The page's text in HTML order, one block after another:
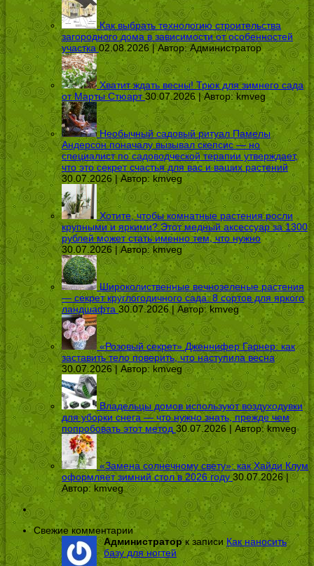
Как выбрать технологию строительства
загородного дома в зависимости от особенностей
участка 02.08.2026 | Автор:Администратор
Хватит ждать весны! Трюк для зимнего сада
от Марты Стюарт 30.07.2026 | Автор:kmveg
Необычный садовый ритуал Памелы
Андерсон поначалу вызывал скепсис — но
специалист по садоводческой терапии утверждает,
что это секрет счастья для вас и ваших растений
30.07.2026 | Автор: kmveg
Хотите, чтобы комнатные растения росли
крупными и яркими? Этот медный аксессуар за 1300
рублей может стать именно тем, что нужно
30.07.2026 | Автор:kmveg
Широколиственные вечнозеленые растения
— секрет круглогодичного сада: 8 сортов для яркого
ландшафта 30.07.2026 | Автор:kmveg
«Розовый секрет» Дженнифер Гарнер: как
заставить тело поверить, что наступила весна
30.07.2026 | Автор: kmveg
Владельцы домов используют воздуходувки
для уборки снега — что нужно знать, прежде чем
попробовать этот метод 30.07.2026 | Автор:kmveg
«Замена солнечному свету»: как Хайди Клум
оформляет зимний стол в 2026 году 30.07.2026 |
Автор: kmveg
Свежие комментарии
Администраторк записи Как наносить
базу для ногтей